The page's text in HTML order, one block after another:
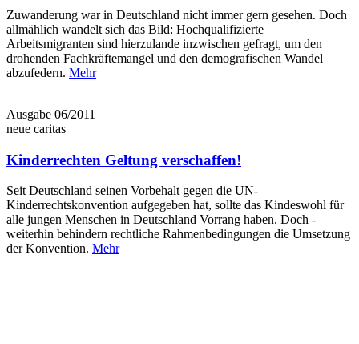
Zuwanderung war in Deutschland nicht immer gern gesehen. Doch
allmählich wandelt sich das Bild: Hochqualifizierte
Arbeitsmigranten sind hierzulande inzwischen gefragt, um den
drohenden Fachkräftemangel und den demografischen Wandel
abzufedern. Mehr
Ausgabe 06/2011
neue caritas
Kinderrechten Geltung verschaffen!
Seit Deutschland seinen Vorbehalt gegen die UN-
Kinderrechtskonvention aufgegeben hat, sollte das Kindeswohl für
alle jungen Menschen in Deutschland Vorrang haben. Doch ­
weiterhin behindern rechtliche Rahmenbedingungen die Umsetzung
der Konvention. Mehr